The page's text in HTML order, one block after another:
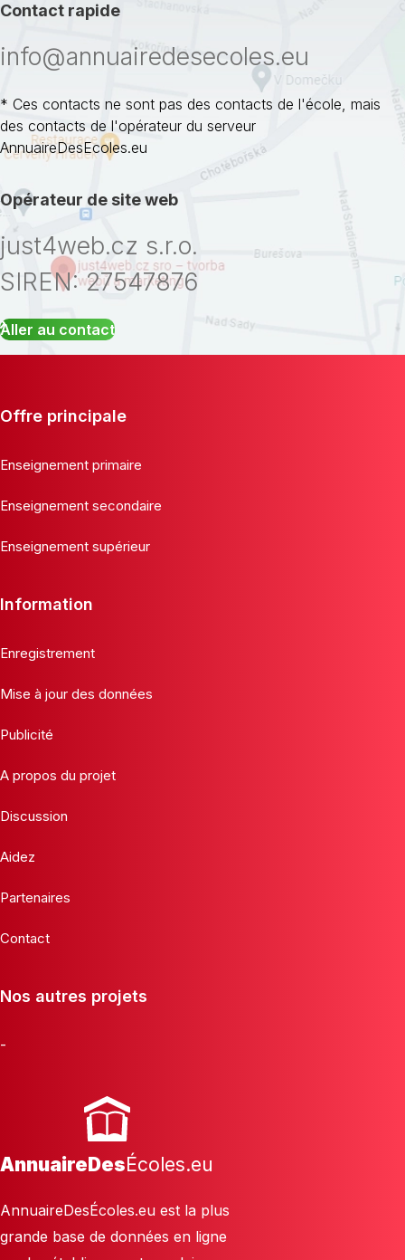
Contact rapide
info@annuairedesecoles.eu
* Ces contacts ne sont pas des contacts de l'école, mais
des contacts de l'opérateur du serveur
AnnuaireDesEcoles.eu
Opérateur de site web
just4web.cz s.r.o.
SIREN: 27547876
Aller au contact
Offre principale
Enseignement primaire
Enseignement secondaire
Enseignement supérieur
Information
Enregistrement
Mise à jour des données
Publicité
A propos du projet
Discussion
Aidez
Partenaires
Contact
Nos autres projets
-
AnnuaireDesÉcoles.eu
AnnuaireDesÉcoles.eu est la plus
grande base de données en ligne